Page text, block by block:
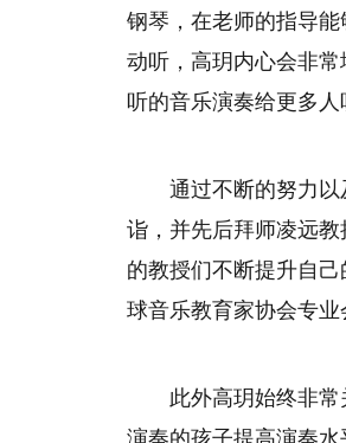
钢琴，在老师的指导
动听，高玥内心会非
听的音乐演奏给更多人
通过不断的努力
诣，并先后拜师凌远
的教授们不断提升自
球音乐教育家协会专业
此外高玥始终非
演奏的孩子提高演奏水